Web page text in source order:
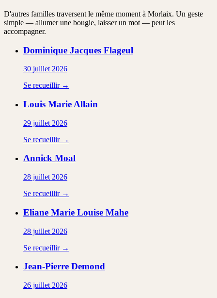
D'autres familles traversent le même moment à Morlaix. Un geste
simple — allumer une bougie, laisser un mot — peut les
accompagner.
Dominique Jacques Flageul
30 juillet 2026
Se recueillir →
Louis Marie Allain
29 juillet 2026
Se recueillir →
Annick Moal
28 juillet 2026
Se recueillir →
Eliane Marie Louise Mahe
28 juillet 2026
Se recueillir →
Jean-Pierre Demond
26 juillet 2026